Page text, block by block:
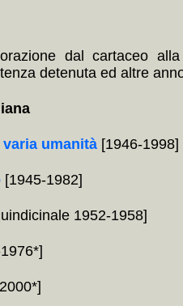
dal cartaceo
detenuta ed altre
umanità [1946-1998]
[1945-1982]
1952-1958]